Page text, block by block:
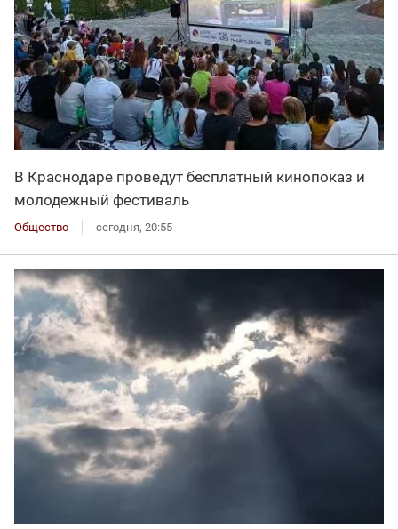
В Краснодаре проведут бесплатный кинопоказ и
молодежный фестиваль
Общество сегодня, 20:55